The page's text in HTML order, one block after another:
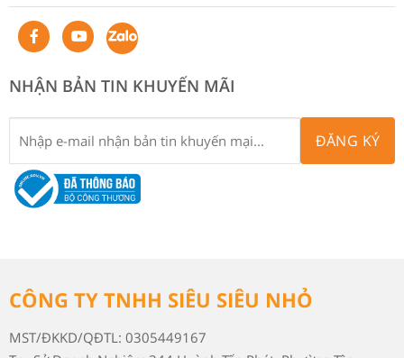
NHẬN BẢN TIN KHUYẾN MÃI
ĐĂNG KÝ
CÔNG TY TNHH SIÊU SIÊU NHỎ
MST/ĐKKD/QĐTL: 0305449167